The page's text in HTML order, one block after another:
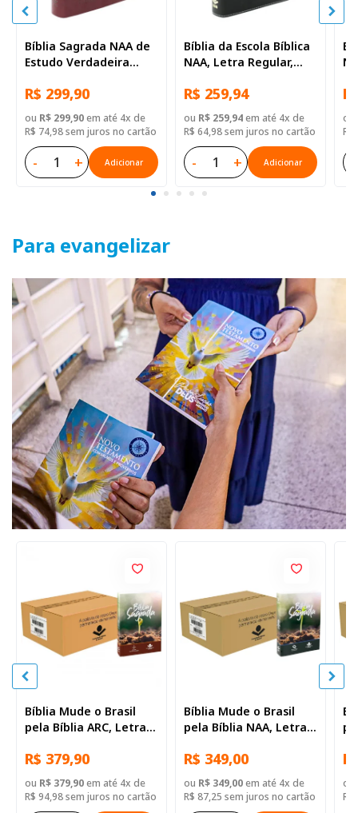
Bíblia Sagrada NAA de
Estudo Verdadeira
Regular, com mapa,
Capa Couro Sintético
Ilustrada Marrom
R$ 299,90
ou R$ 299,90em até 4x de
R$ 74,98 sem juros no cartão
- + Adicionar
Bíblia da Escola Bíblica
NAA, Letra Regular,
Sintético Preta
R$ 259,94
ou R$ 259,94em até 4x de
R$ 64,98 sem juros no cartão
- + Adicionar
ou
R$
Para evangelizar
Bíblia Mude o Brasil
pela Bíblia ARC, Letra
— 52 Biblias
R$ 379,90
ou R$ 379,90em até 4x de
R$ 94,98 sem juros no cartão
Bíblia Mude o Brasil
pela Bíblia NAA, Letra
— Mude Brasil
R$ 349,00
ou R$ 349,00em até 4x de
R$ 87,25 sem juros no cartão
—
ou
R$